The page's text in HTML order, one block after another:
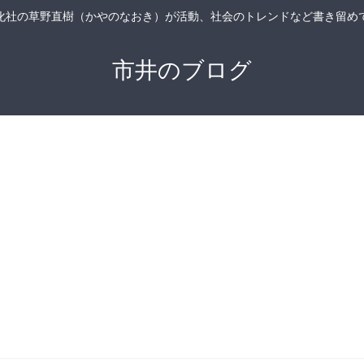
社の草野直樹（かやのなおき）が活動、社会のトレンドなど書き留め
市井のブログ